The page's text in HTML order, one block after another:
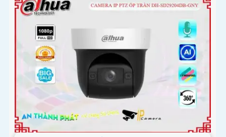
đa 256GB, kết nối Wi-Fi 2